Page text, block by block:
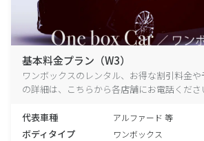
基本料金プラン（W3）
ワンボックスのレンタル、お得な割引料金
の詳細は、こちらから各店舗にお電話くださ
代表車種 アルファード 等
ボディタイプ ワンボックス